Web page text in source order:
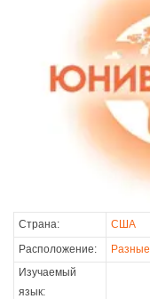
Страна:
США
Расположение:
Разные
Изучаемый
язык: